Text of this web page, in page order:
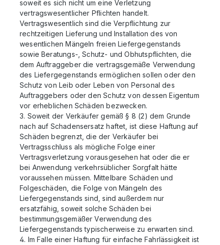
soweit es sich nicht um eine Verletzung
vertragswesentlicher Pflichten handelt.
Vertragswesentlich sind die Verpflichtung zur
rechtzeitigen Lieferung und Installation des von
wesentlichen Mängeln freien Liefergegenstands
sowie Beratungs-, Schutz- und Obhutspflichten, die
dem Auftraggeber die vertragsgemäße Verwendung
des Liefergegenstands ermöglichen sollen oder den
Schutz von Leib oder Leben von Personal des
Auftraggebers oder den Schutz von dessen Eigentum
vor erheblichen Schäden bezwecken.
3. Soweit der Verkäufer gemäß § 8 (2) dem Grunde
nach auf Schadensersatz haftet, ist diese Haftung auf
Schäden begrenzt, die der Verkäufer bei
Vertragsschluss als mögliche Folge einer
Vertragsverletzung vorausgesehen hat oder die er
bei Anwendung verkehrsüblicher Sorgfalt hätte
voraussehen müssen. Mittelbare Schäden und
Folgeschäden, die Folge von Mängeln des
Liefergegenstands sind, sind außerdem nur
ersatzfähig, soweit solche Schäden bei
bestimmungsgemäßer Verwendung des
Liefergegenstands typischerweise zu erwarten sind.
4. Im Falle einer Haftung für einfache Fahrlässigkeit ist